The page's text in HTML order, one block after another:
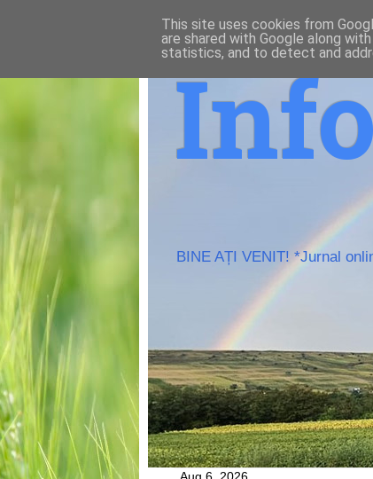
BINE AȚI VENIT! *Jurnal
This site uses cookies from
are shared with Google along
statistics, and to detect and